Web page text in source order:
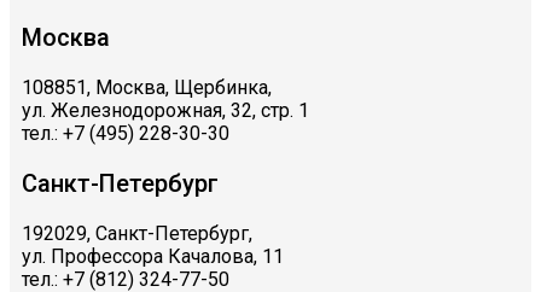
Москва
108851, Москва, Щербинка,
ул. Железнодорожная, 32, стр. 1
тел.: +7 (495) 228-30-30
Санкт-Петербург
192029, Санкт-Петербург,
ул. Профессора Качалова, 11
тел.: +7 (812) 324-77-50